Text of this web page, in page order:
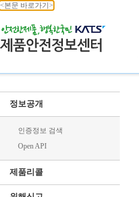
<본문 바로가기>
정보공개
인증정보 검색
Open API
제품리콜